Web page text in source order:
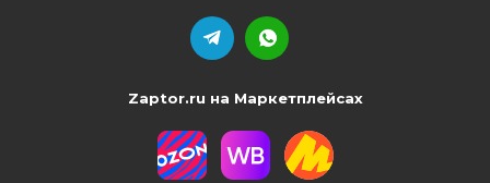
Zaptor.ru на Маркетплейсах